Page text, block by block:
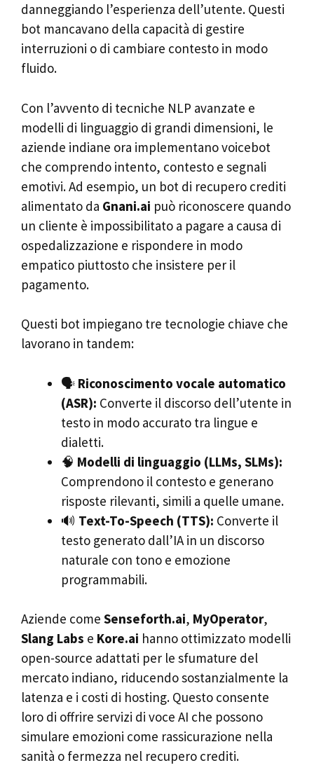
danneggiando l’esperienza dell’utente. Questi
bot mancavano della capacità di gestire
interruzioni o di cambiare contesto in modo
fluido.
Con l’avvento di tecniche NLP avanzate e
modelli di linguaggio di grandi dimensioni, le
aziende indiane ora implementano voicebot
che comprendo intento, contesto e segnali
emotivi. Ad esempio, un bot di recupero crediti
alimentato da Gnani.ai può riconoscere quando
un cliente è impossibilitato a pagare a causa di
ospedalizzazione e rispondere in modo
empatico piuttosto che insistere per il
pagamento.
Questi bot impiegano tre tecnologie chiave che
lavorano in tandem:
🗣️ Riconoscimento vocale automatico
(ASR): Converte il discorso dell’utente in
testo in modo accurato tra lingue e
dialetti.
🧠 Modelli di linguaggio (LLMs, SLMs):
Comprendono il contesto e generano
risposte rilevanti, simili a quelle umane.
🔊 Text-To-Speech (TTS): Converte il
testo generato dall’IA in un discorso
naturale con tono e emozione
programmabili.
Aziende come Senseforth.ai, MyOperator,
Slang Labs e Kore.ai hanno ottimizzato modelli
open-source adattati per le sfumature del
mercato indiano, riducendo sostanzialmente la
latenza e i costi di hosting. Questo consente
loro di offrire servizi di voce AI che possono
simulare emozioni come rassicurazione nella
sanità o fermezza nel recupero crediti.